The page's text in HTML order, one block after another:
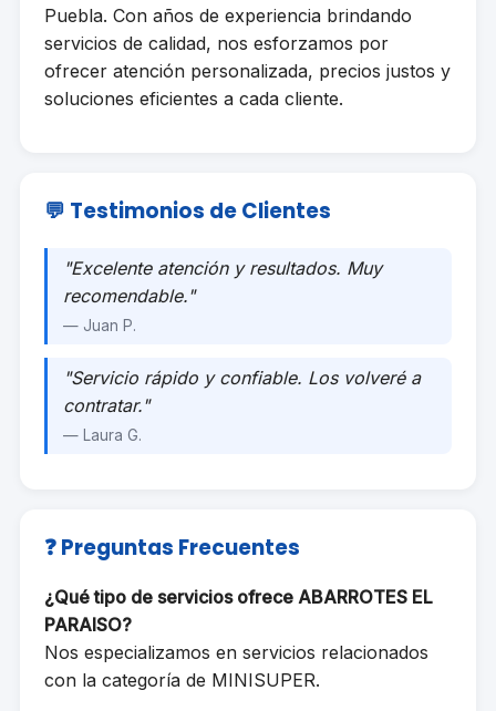
Puebla. Con años de experiencia brindando
servicios de calidad, nos esforzamos por
ofrecer atención personalizada, precios justos y
soluciones eficientes a cada cliente.
💬 Testimonios de Clientes
"Excelente atención y resultados. Muy
recomendable."
— Juan P.
"Servicio rápido y confiable. Los volveré a
contratar."
— Laura G.
❓ Preguntas Frecuentes
¿Qué tipo de servicios ofrece ABARROTES EL
PARAISO?
Nos especializamos en servicios relacionados
con la categoría de MINISUPER.